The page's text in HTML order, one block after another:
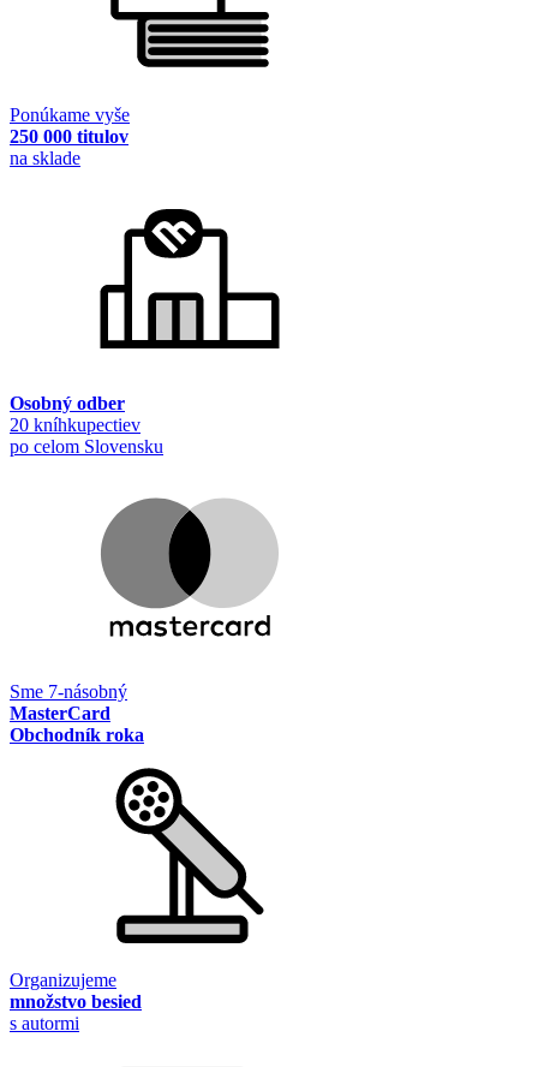
Ponúkame vyše
250 000 titulov
na sklade
Osobný odber
20 kníhkupectiev
po celom Slovensku
Sme 7-násobný
MasterCard
Obchodník roka
Organizujeme
množstvo besied
s autormi